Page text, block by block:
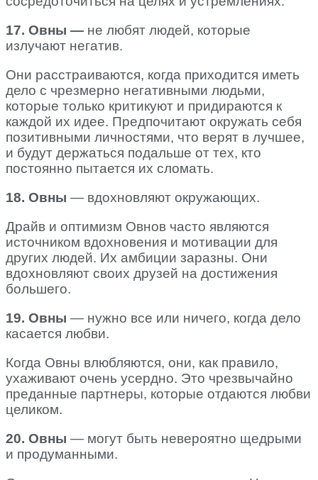
17. Овны — не любят людей, которые
излучают негатив.
Они расстраиваются, когда приходится иметь
дело с чрезмерно негативными людьми,
которые только критикуют и придираются к
каждой их идее. Предпочитают окружать себя
позитивными личностями, что верят в лучшее,
и будут держаться подальше от тех, кто
постоянно пытается их сломать.
18. Овны — вдохновляют окружающих.
Драйв и оптимизм Овнов часто являются
источником вдохновения и мотивации для
других людей. Их амбиции заразны. Они
вдохновляют своих друзей на достижения
большего.
19. Овны — нужно все или ничего, когда дело
касается любви.
Когда Овны влюбляются, они, как правило,
ухаживают очень усердно. Это чрезвычайно
преданные партнеры, которые отдаются любви
целиком.
20. Овны — могут быть невероятно щедрыми
и продуманными.